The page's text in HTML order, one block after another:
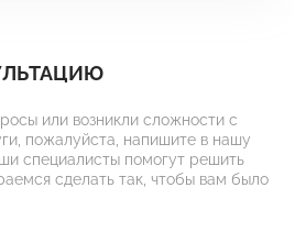
или возникли сложности с
пожалуйста, напишите в нашу
специалисты помогут решить
сделать так, чтобы вам было